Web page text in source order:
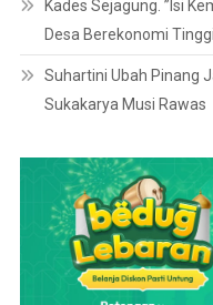
Kades Sejagung. ”Isi
Desa Berekonomi
Suhartini Ubah Pinang
Sukakarya Musi Rawas